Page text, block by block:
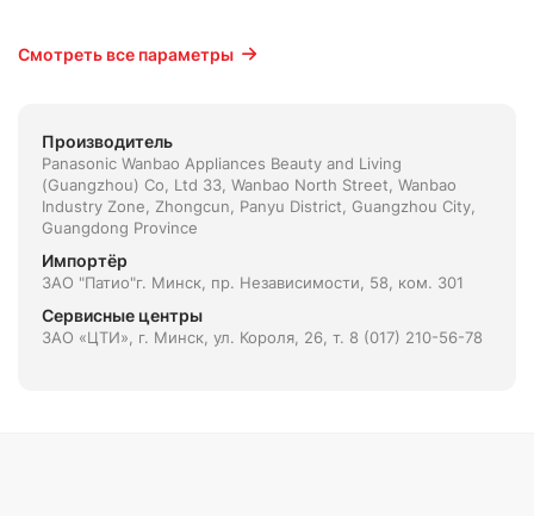
Смотреть все параметры
Производитель
Panasonic Wanbao Appliances Beauty and Living
(Guangzhou) Co, Ltd 33, Wanbao North Street, Wanbao
Industry Zone, Zhongcun, Panyu District, Guangzhou City,
Guangdong Province
Импортёр
ЗАО "Патио"г. Минск, пр. Независимости, 58, ком. 301
Сервисные центры
ЗАО «ЦТИ», г. Минск, ул. Короля, 26, т. 8 (017) 210-56-78